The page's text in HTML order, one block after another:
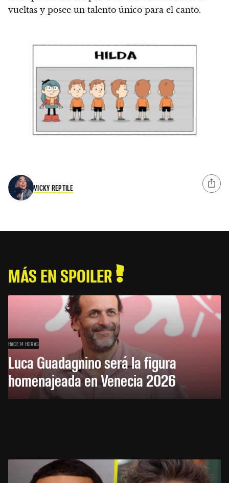
vueltas y posee un talento único para el canto.
VICKY REPTILE
MÁS EN SPOILER
HACE 14 HORAS
Luca Guadagnino será la figura
homenajeada en Venecia 2026